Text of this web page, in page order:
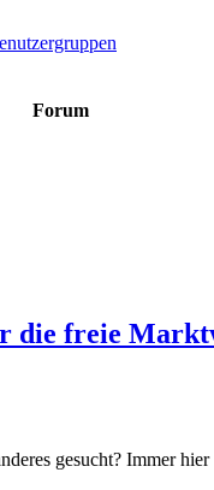
Forum
die freie
gesucht? Immer